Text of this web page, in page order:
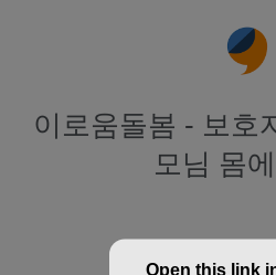
이로움돌봄 - 보호
모님 몸